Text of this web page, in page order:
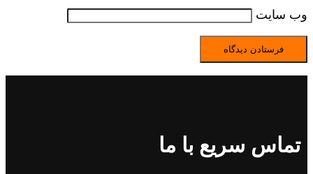
وب‌ سایت
تماس سریع با ما